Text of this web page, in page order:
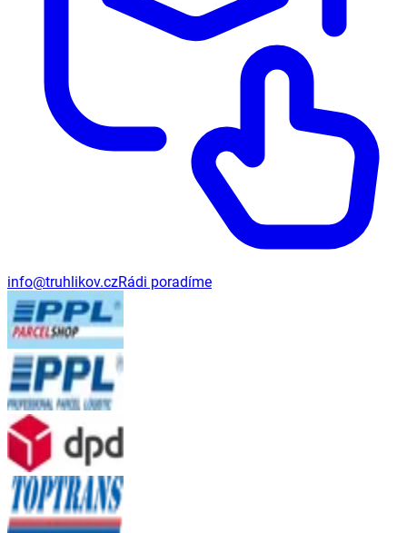
info@truhlikov.czRádi poradíme